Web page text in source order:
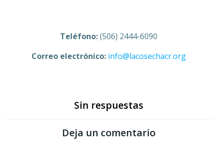
Teléfono:(506) 2444-6090
Correo electrónico: info@lacosechacr.org
Sin respuestas
Deja un comentario